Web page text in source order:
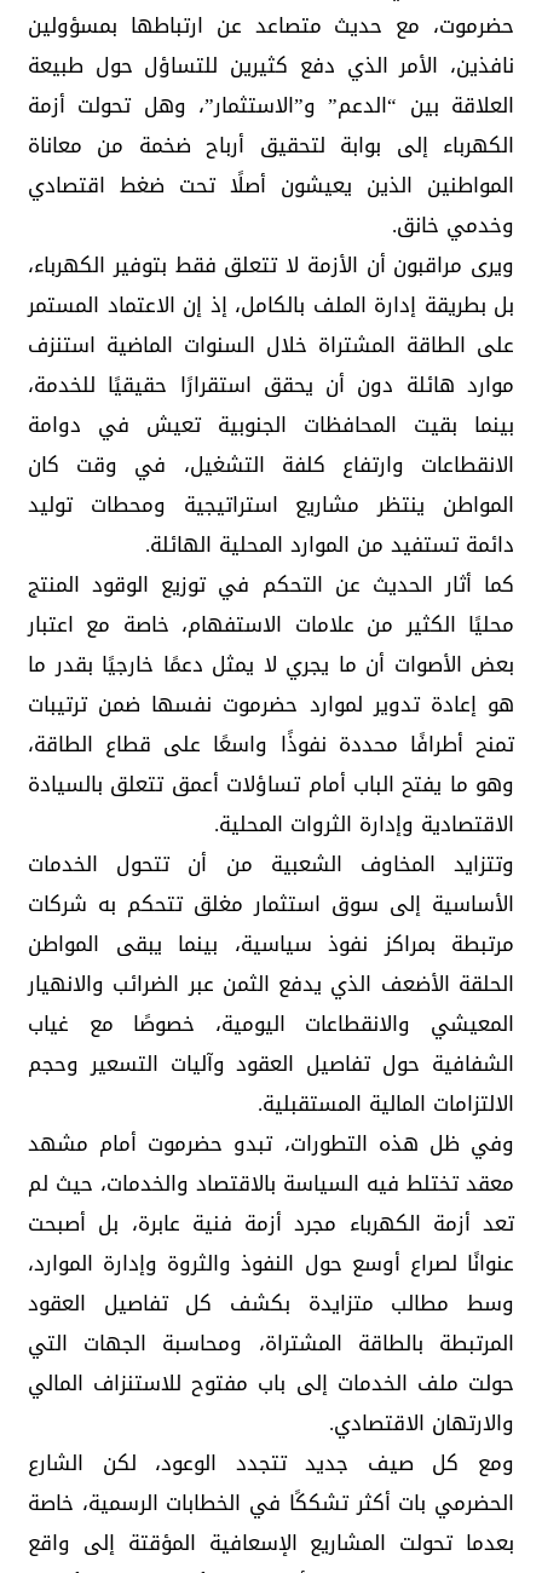
حضرموت، مع حديث متصاعد عن ارتباطها بمسؤولين
نافذين، الأمر الذي دفع كثيرين للتساؤل حول طبيعة
العلاقة بين “الدعم” و”الاستثمار”، وهل تحولت أزمة
الكهرباء إلى بوابة لتحقيق أرباح ضخمة من معاناة
المواطنين الذين يعيشون أصلًا تحت ضغط اقتصادي
وخدمي خانق.
ويرى مراقبون أن الأزمة لا تتعلق فقط بتوفير الكهرباء،
بل بطريقة إدارة الملف بالكامل، إذ إن الاعتماد المستمر
على الطاقة المشتراة خلال السنوات الماضية استنزف
موارد هائلة دون أن يحقق استقرارًا حقيقيًا للخدمة،
بينما بقيت المحافظات الجنوبية تعيش في دوامة
الانقطاعات وارتفاع كلفة التشغيل، في وقت كان
المواطن ينتظر مشاريع استراتيجية ومحطات توليد
دائمة تستفيد من الموارد المحلية الهائلة.
كما أثار الحديث عن التحكم في توزيع الوقود المنتج
محليًا الكثير من علامات الاستفهام، خاصة مع اعتبار
بعض الأصوات أن ما يجري لا يمثل دعمًا خارجيًا بقدر ما
هو إعادة تدوير لموارد حضرموت نفسها ضمن ترتيبات
تمنح أطرافًا محددة نفوذًا واسعًا على قطاع الطاقة،
وهو ما يفتح الباب أمام تساؤلات أعمق تتعلق بالسيادة
الاقتصادية وإدارة الثروات المحلية.
وتتزايد المخاوف الشعبية من أن تتحول الخدمات
الأساسية إلى سوق استثمار مغلق تتحكم به شركات
مرتبطة بمراكز نفوذ سياسية، بينما يبقى المواطن
الحلقة الأضعف الذي يدفع الثمن عبر الضرائب والانهيار
المعيشي والانقطاعات اليومية، خصوصًا مع غياب
الشفافية حول تفاصيل العقود وآليات التسعير وحجم
الالتزامات المالية المستقبلية.
وفي ظل هذه التطورات، تبدو حضرموت أمام مشهد
معقد تختلط فيه السياسة بالاقتصاد والخدمات، حيث لم
تعد أزمة الكهرباء مجرد أزمة فنية عابرة، بل أصبحت
عنوانًا لصراع أوسع حول النفوذ والثروة وإدارة الموارد،
وسط مطالب متزايدة بكشف كل تفاصيل العقود
المرتبطة بالطاقة المشتراة، ومحاسبة الجهات التي
حولت ملف الخدمات إلى باب مفتوح للاستنزاف المالي
والارتهان الاقتصادي.
ومع كل صيف جديد تتجدد الوعود، لكن الشارع
الحضرمي بات أكثر تشككًا في الخطابات الرسمية، خاصة
بعدما تحولت المشاريع الإسعافية المؤقتة إلى واقع